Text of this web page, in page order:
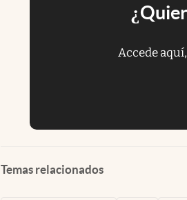
Accede
Temas relacionados